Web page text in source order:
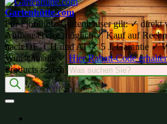
Gartenhütte.com
Für Fjordholz-Gartenhäuser gilt: ✓ direkt
Aufbauservice möglich ✓ Kauf auf
nach DE, CH und AT ✓ 5 J. Garantie ✓
Wunschmaße ✓Hier Rabatt-Code
Products search